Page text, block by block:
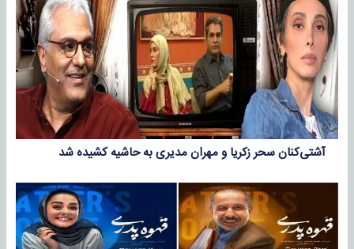
آشتی‌کنان سحر زکریا و مهران مدیری به حاشیه کشیده شد